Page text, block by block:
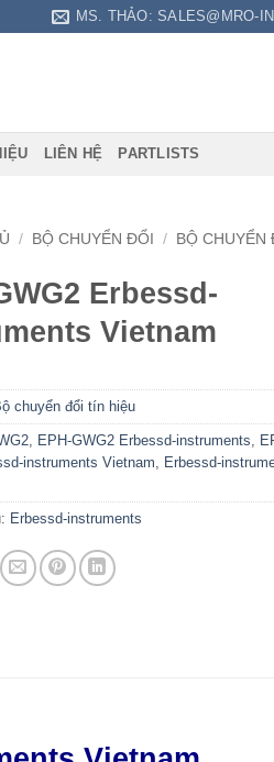
MS. THẢO: SALES@MRO-
LIÊN HỆ PARTLISTS
/ BỘ CHUYỂN ĐỔI /
BỘ CHUYỂN
Erbessd-
Vietnam
chuyển đổi tín hiệu
, EPH-GWG2 Erbessd-instruments
instruments Vietnam
Erbessd-
Erbessd-instruments